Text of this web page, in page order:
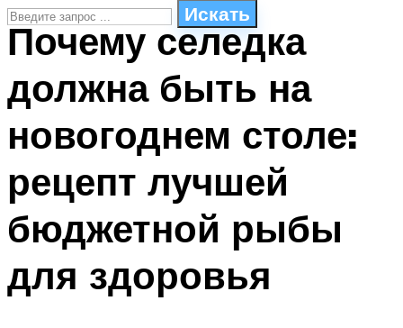
Искать
СТИЛИ ПЛАВАНЬЯ
ПЛАВАНЬЕ ДЛЯ ДЕТЕЙ
БАССЕЙН ДЛЯ ДОМА
МЕНЮ
Почему селедка
должна быть на
новогоднем столе:
рецепт лучшей
бюджетной рыбы
для здоровья